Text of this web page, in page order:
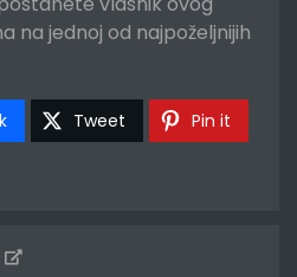
na jednoj od najpoželjnijih
Tweet
Pin it